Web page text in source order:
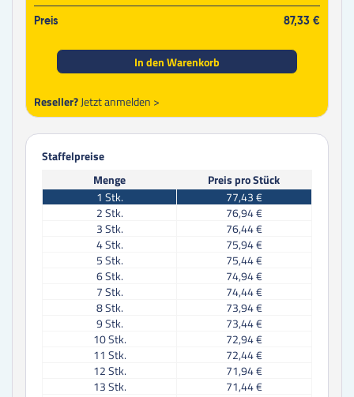
Preis 87,33 €
In den Warenkorb
Reseller?Jetzt anmelden >
Staffelpreise
Menge
Preis pro Stück
1 Stk.
77,43 €
2Stk.
76,94 €
3Stk.
76,44 €
4Stk.
75,94 €
5Stk.
75,44 €
6Stk.
74,94 €
7Stk.
74,44 €
8Stk.
73,94 €
9Stk.
73,44 €
10Stk.
72,94 €
11 Stk.
72,44 €
12Stk.
71,94 €
13Stk.
71,44 €